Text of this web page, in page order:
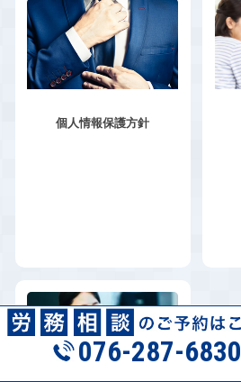
個人情報保護方針
076-287-6830